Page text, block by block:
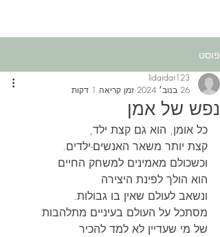
פוסט
נפש של אמן
lidardar123
26 בנוב׳ 2024
זמן קריאה 1 דקות
כל אומן, הוא גם קצת ילד,
קצת יותר משאר האנשים-ילדים.
וכשכולם מאמינים למשחק החיים
הוא הולך לפינת היצירה
ונשאב לעולם שאין בו גבולות.
מסתכל על העולם בעיניים מתלהבות
של מי שעדיין לא למד להכיר